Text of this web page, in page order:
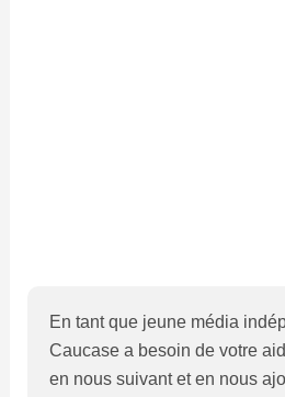
En tant que jeune média
Caucase a besoin de votre
en nous suivant et en nous